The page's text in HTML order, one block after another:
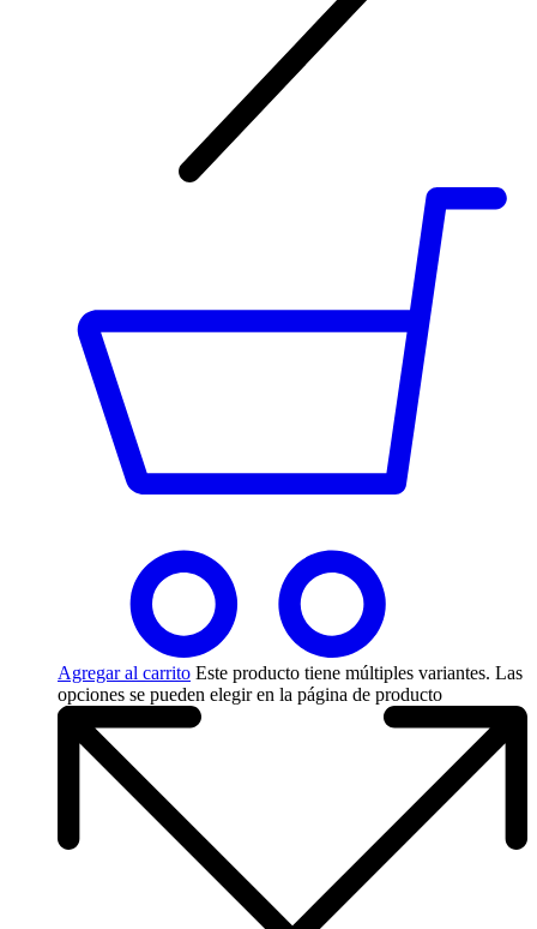
Agregar al carrito Este producto tiene múltiples variantes. Las
opciones se pueden elegir en la página de producto